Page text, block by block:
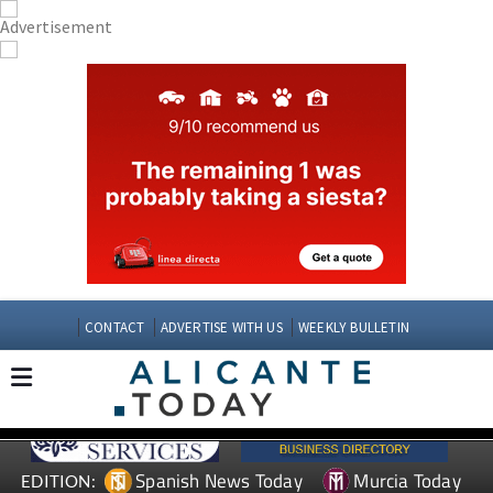
CONTACT ADVERTISE WITH US WEEKLY BULLETIN
EDITION: Spanish News Today Murcia Today